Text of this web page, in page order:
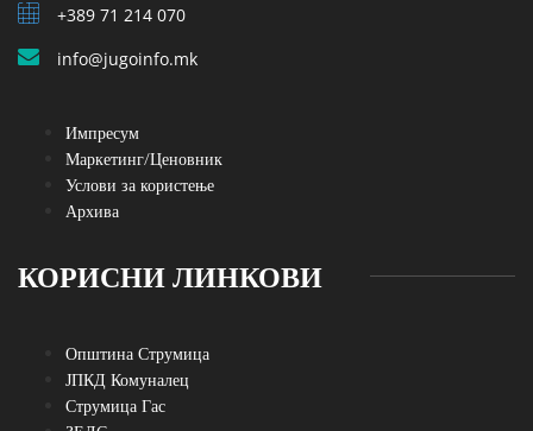
+389 71 214 070
info@jugoinfo.mk
Импресум
Маркетинг/Ценовник
Услови за користење
Архива
КОРИСНИ ЛИНКОВИ
Општина Струмица
ЈПКД Комуналец
Струмица Гас